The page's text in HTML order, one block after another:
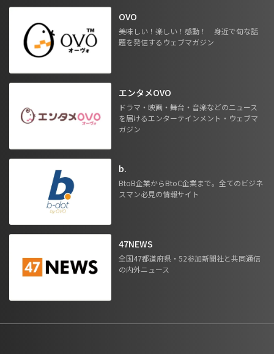
OVO
美味しい！楽しい！感動！ 身近で旬な話
題を発信するウェブマガジン
エンタメOVO
ドラマ・映画・舞台・音楽などのニュース
を届けるエンターテインメント・ウェブマ
ガジン
b.
BtoB企業からBtoC企業まで。全てのビジネ
スマン必見の情報サイト
47NEWS
全国47都道府県・52参加新聞社と共同通信
の内外ニュース